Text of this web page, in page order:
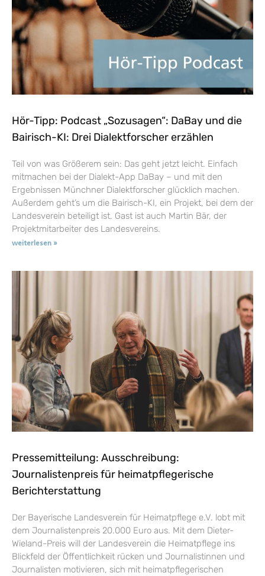
Hör-Tipp: Podcast „Sozusagen“: DaBay und die
Bairisch-KI: Drei Dialektforscher erzählen
Teil von was Größerem sein: Das geht jetzt leicht. Einfach
mitmachen bei der Dialekt-App DaBay – und mit den
Ergebnissen Münchner Dialektforscher glücklich machen.
Außerdem geht’s um die Bairisch-KI, ein Projekt, bei dem der
Landesverein beteiligt ist. Gast ist auch Martin Bär, der
Projektmitarbeiter des Landesvereins.
weiterlesen »
Pressemitteilung: Ausschreibung:
Journalistenpreis für heimatpflegerische
Berichterstattung
Der Bayerische Landesverein für Heimatpflege e.V. lobt mit
dem Journalistenpreis 20.000 Euro aus. Mit dem Dieter-
Wieland-Preis will der Landesverein die Heimatpflege ins
Blickfeld der Öffentlichkeit rücken und Journalistinnen und
Journalisten motivieren, sich mit heimatpflegerischen